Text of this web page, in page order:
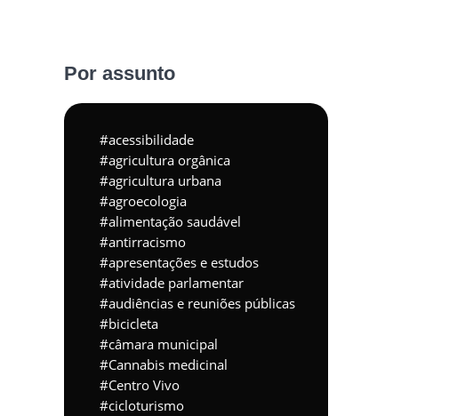
Por assunto
acessibilidade
agricultura orgânica
agricultura urbana
agroecologia
alimentação saudável
antirracismo
apresentações e estudos
atividade parlamentar
audiências e reuniões públicas
bicicleta
câmara municipal
Cannabis medicinal
Centro Vivo
cicloturismo